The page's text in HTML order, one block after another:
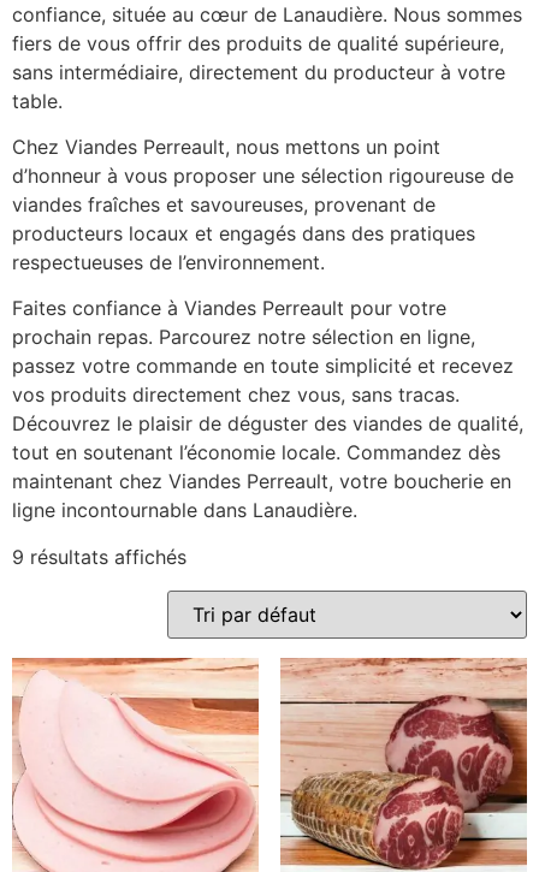
confiance, située au cœur de Lanaudière. Nous sommes
fiers de vous offrir des produits de qualité supérieure,
sans intermédiaire, directement du producteur à votre
table.
Chez Viandes Perreault, nous mettons un point
d’honneur à vous proposer une sélection rigoureuse de
viandes fraîches et savoureuses, provenant de
producteurs locaux et engagés dans des pratiques
respectueuses de l’environnement.
Faites confiance à Viandes Perreault pour votre
prochain repas. Parcourez notre sélection en ligne,
passez votre commande en toute simplicité et recevez
vos produits directement chez vous, sans tracas.
Découvrez le plaisir de déguster des viandes de qualité,
tout en soutenant l’économie locale. Commandez dès
maintenant chez Viandes Perreault, votre boucherie en
ligne incontournable dans Lanaudière.
9 résultats affichés